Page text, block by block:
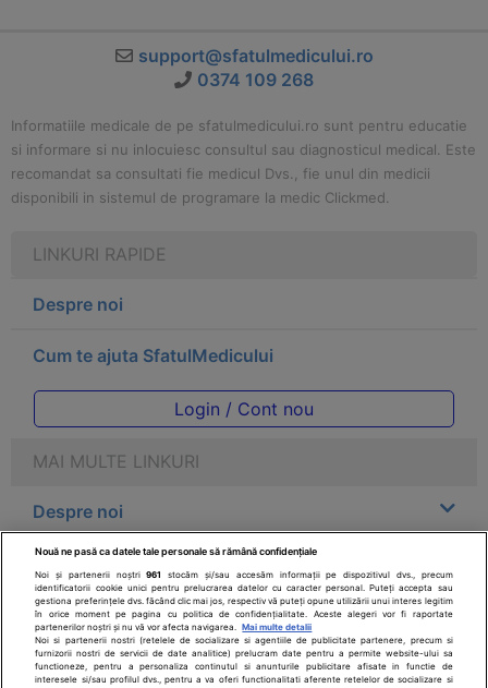
support@sfatulmedicului.ro
0374 109 268
Informatiile medicale de pe sfatulmedicului.ro sunt pentru educatie
si informare si nu inlocuiesc consultul sau diagnosticul medical. Este
recomandat sa consultati fie medicul Dvs., fie unul din medicii
disponibili in sistemul de programare la medic Clickmed.
LINKURI RAPIDE
Despre noi
Cum te ajuta SfatulMedicului
Login / Cont nou
MAI MULTE LINKURI
Despre noi
Legal
Drepturile consumatorului
Parteneri
Nouă ne pasă ca datele tale personale să rămână confidențiale
Noi și partenerii noștri961
stocăm și/sau accesăm informații pe dispozitivul dvs., precum
identificatorii cookie unici pentru prelucrarea datelor cu caracter personal. Puteți accepta sau
gestiona preferințele dvs. făcând clic mai jos, respectiv vă puteți opune utilizării unui interes legitim
în orice moment pe pagina cu politica de confidențialitate. Aceste alegeri vor fi raportate
partenerilor noștri și nu vă vor afecta navigarea.
Mai multe detalii
Noi si partenerii nostri (retelele de socializare si agentiile de publicitate partenere, precum si
furnizorii nostri de servicii de date analitice) prelucram date pentru a permite website-ului sa
functioneze, pentru a personaliza continutul si anunturile publicitare afisate in functie de
interesele si/sau profilul dvs., pentru a va oferi functionalitati aferente retelelor de socializare si